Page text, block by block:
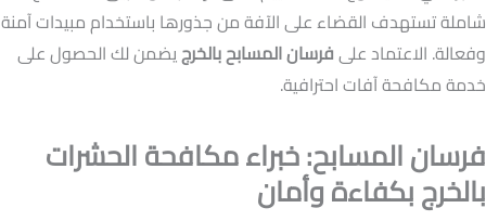
شاملة تستهدف القضاء على الآفة من جذورها باستخدام مبيدات آمنة
وفعالة. الاعتماد علىفرسان المسابح بالخرجيضمن لك الحصول على
خدمة مكافحة آفات احترافية.
فرسان المسابح: خبراء مكافحة الحشرات
بالخرج بكفاءة وأمان